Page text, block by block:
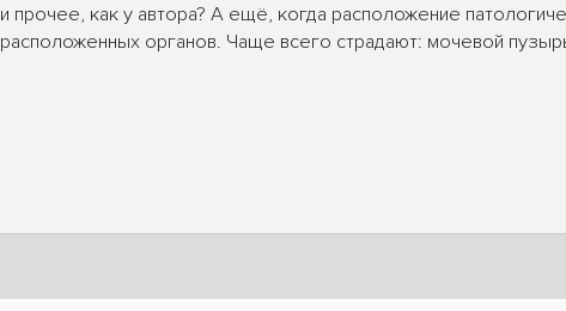
и прочее, как у автора? А ещё, когда расположение
расположенных органов. Чаще всего страдают: мочевой